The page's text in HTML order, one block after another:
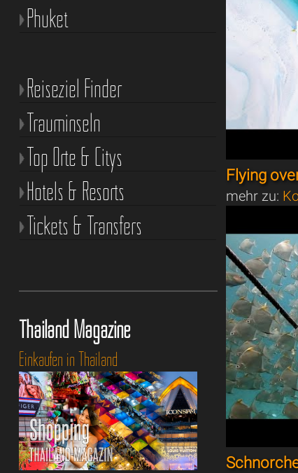
Flying
mehr zu:
Phuket
Reiseziel Finder
Trauminseln
Top Orte & Citys
Hotels & Resorts
Tickets & Transfers
Thailand Magazine
Einkaufen in Thailand